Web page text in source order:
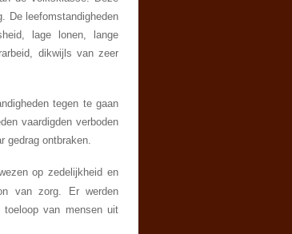
De leefomstandigheden
lage lonen, lange
dikwijls van zeer
tegen te gaan
vaardigden verboden
gedrag ontbraken.
op zedelijkheid en
van zorg. Er werden
toeloop van mensen uit